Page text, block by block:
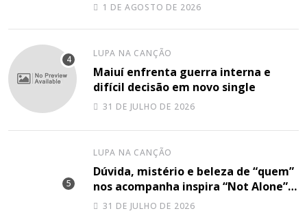
1 DE AGOSTO DE 2026
LUPA NA CANÇÃO
Maiuí enfrenta guerra interna e
difícil decisão em novo single
31 DE JULHO DE 2026
LUPA NA CANÇÃO
Dúvida, mistério e beleza de “quem”
nos acompanha inspira “Not Alone”,
nova música de Mathias Baddo
31 DE JULHO DE 2026